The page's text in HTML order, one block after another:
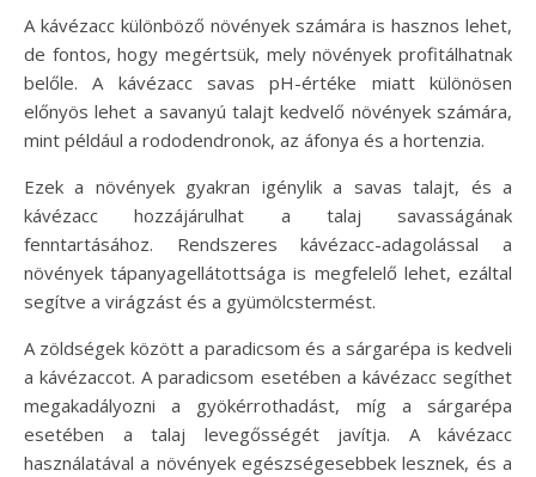
A kávézacc különböző növények számára is hasznos lehet,
de fontos, hogy megértsük, mely növények profitálhatnak
belőle. A kávézacc savas pH-értéke miatt különösen
előnyös lehet a savanyú talajt kedvelő növények számára,
mint például a rododendronok, az áfonya és a hortenzia.
Ezek a növények gyakran igénylik a savas talajt, és a
kávézacc hozzájárulhat a talaj savasságának
fenntartásához. Rendszeres kávézacc-adagolással a
növények tápanyagellátottsága is megfelelő lehet, ezáltal
segítve a virágzást és a gyümölcstermést.
A zöldségek között a paradicsom és a sárgarépa is kedveli
a kávézaccot. A paradicsom esetében a kávézacc segíthet
megakadályozni a gyökérrothadást, míg a sárgarépa
esetében a talaj levegősségét javítja. A kávézacc
használatával a növények egészségesebbek lesznek, és a